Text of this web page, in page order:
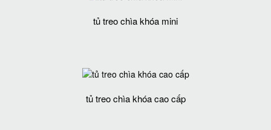
tủ treo chìa khóa mini
tủ treo chìa khóa cao cấp